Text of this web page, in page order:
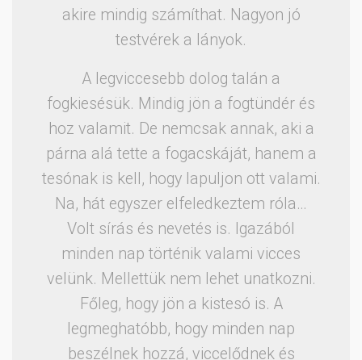
akire mindig számíthat. Nagyon jó
testvérek a lányok.
A legviccesebb dolog talán a
fogkiesésük. Mindig jön a fogtündér és
hoz valamit. De nemcsak annak, aki a
párna alá tette a fogacskáját, hanem a
tesónak is kell, hogy lapuljon ott valami.
Na, hát egyszer elfeledkeztem róla…
Volt sírás és nevetés is. Igazából
minden nap történik valami vicces
velünk. Mellettük nem lehet unatkozni.
Főleg, hogy jön a kistesó is. A
legmeghatóbb, hogy minden nap
beszélnek hozzá, viccelődnek és